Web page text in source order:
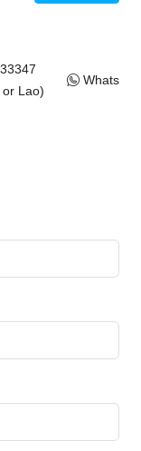
Lao)
WhatsApp